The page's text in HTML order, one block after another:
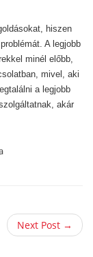
hiszen
A legjobb
minél előbb,
mivel, aki
a legjobb
akár
Next Post →